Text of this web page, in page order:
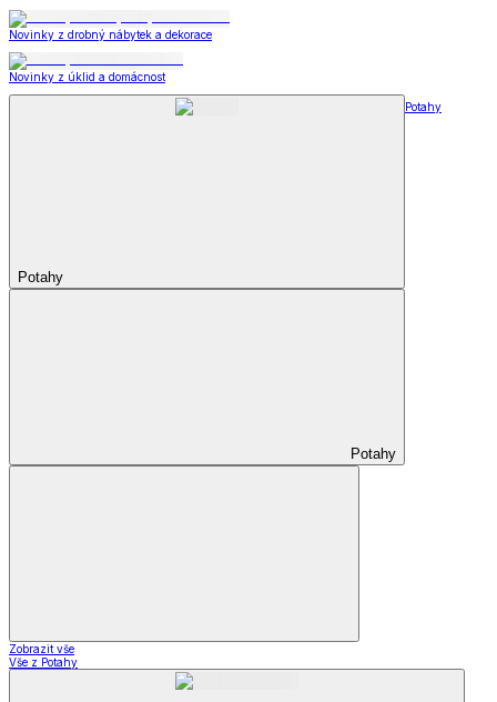
Novinky z drobný nábytek a dekorace
Novinky z úklid a domácnost
Potahy
Potahy
Potahy
Zobrazit vše
Vše z Potahy